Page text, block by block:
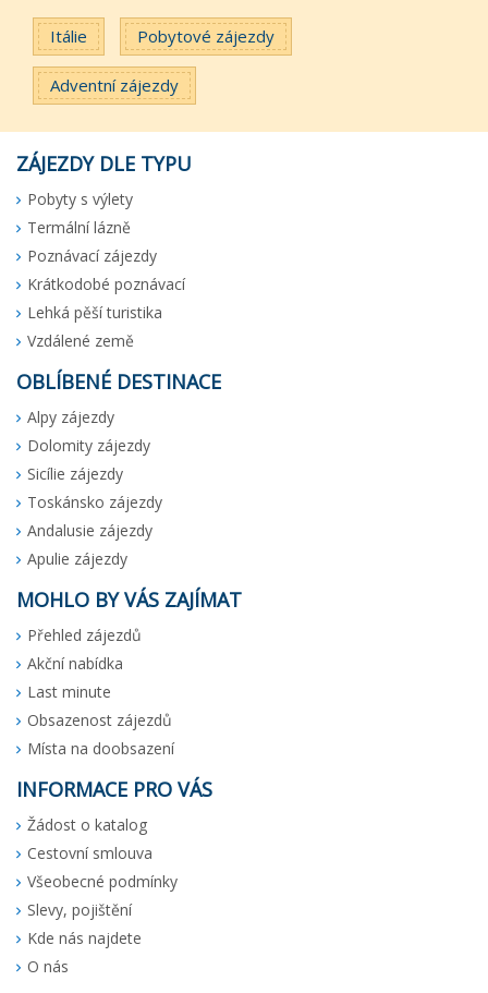
Itálie Pobytové zájezdy
Adventní zájezdy
ZÁJEZDY DLE TYPU
Pobyty s výlety
Termální lázně
Poznávací zájezdy
Krátkodobé poznávací
Lehká pěší turistika
Vzdálené země
OBLÍBENÉ DESTINACE
Alpy zájezdy
Dolomity zájezdy
Sicílie zájezdy
Toskánsko zájezdy
Andalusie zájezdy
Apulie zájezdy
MOHLO BY VÁS ZAJÍMAT
Přehled zájezdů
Akční nabídka
Last minute
Obsazenost zájezdů
Místa na doobsazení
INFORMACE PRO VÁS
Žádost o katalog
Cestovní smlouva
Všeobecné podmínky
Slevy, pojištění
Kde nás najdete
O nás